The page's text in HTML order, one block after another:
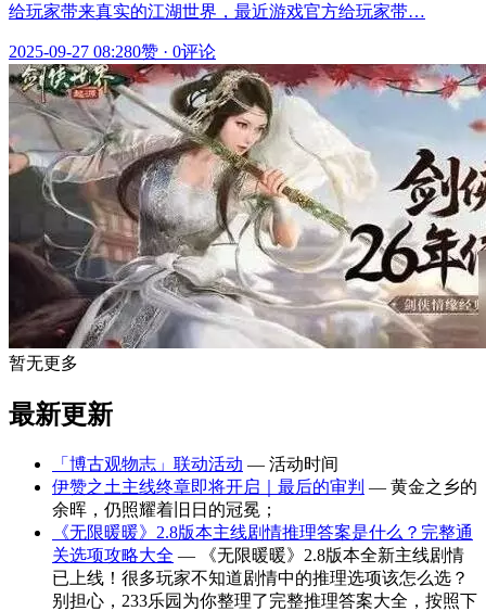
给玩家带来真实的江湖世界，最近游戏官方给玩家带…
2025-09-27 08:280赞 · 0评论
暂无更多
最新更新
「博古观物志」联动活动 — 活动时间
伊赞之土主线终章即将开启｜最后的审判 — 黄金之乡的
余晖，仍照耀着旧日的冠冕；
《无限暖暖》2.8版本主线剧情推理答案是什么？完整通
关选项攻略大全 — 《无限暖暖》2.8版本全新主线剧情
已上线！很多玩家不知道剧情中的推理选项该怎么选？
别担心，233乐园为你整理了完整推理答案大全，按照下